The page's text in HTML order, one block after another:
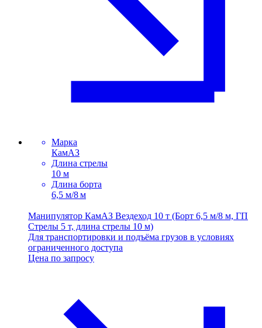
Марка
КамАЗ
Длина стрелы
10 м
Длина борта
6,5 м/8 м
Манипулятор КамАЗ Вездеход 10 т (Борт 6,5 м/8 м, ГП
Стрелы 5 т, длина стрелы 10 м)
Для транспортировки и подъёма грузов в условиях
ограниченного доступа
Цена по запросу